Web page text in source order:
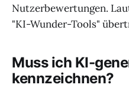
Nutzerbewertungen.
"KI-Wunder-Tools"
Muss ich KI-
kennzeichnen?